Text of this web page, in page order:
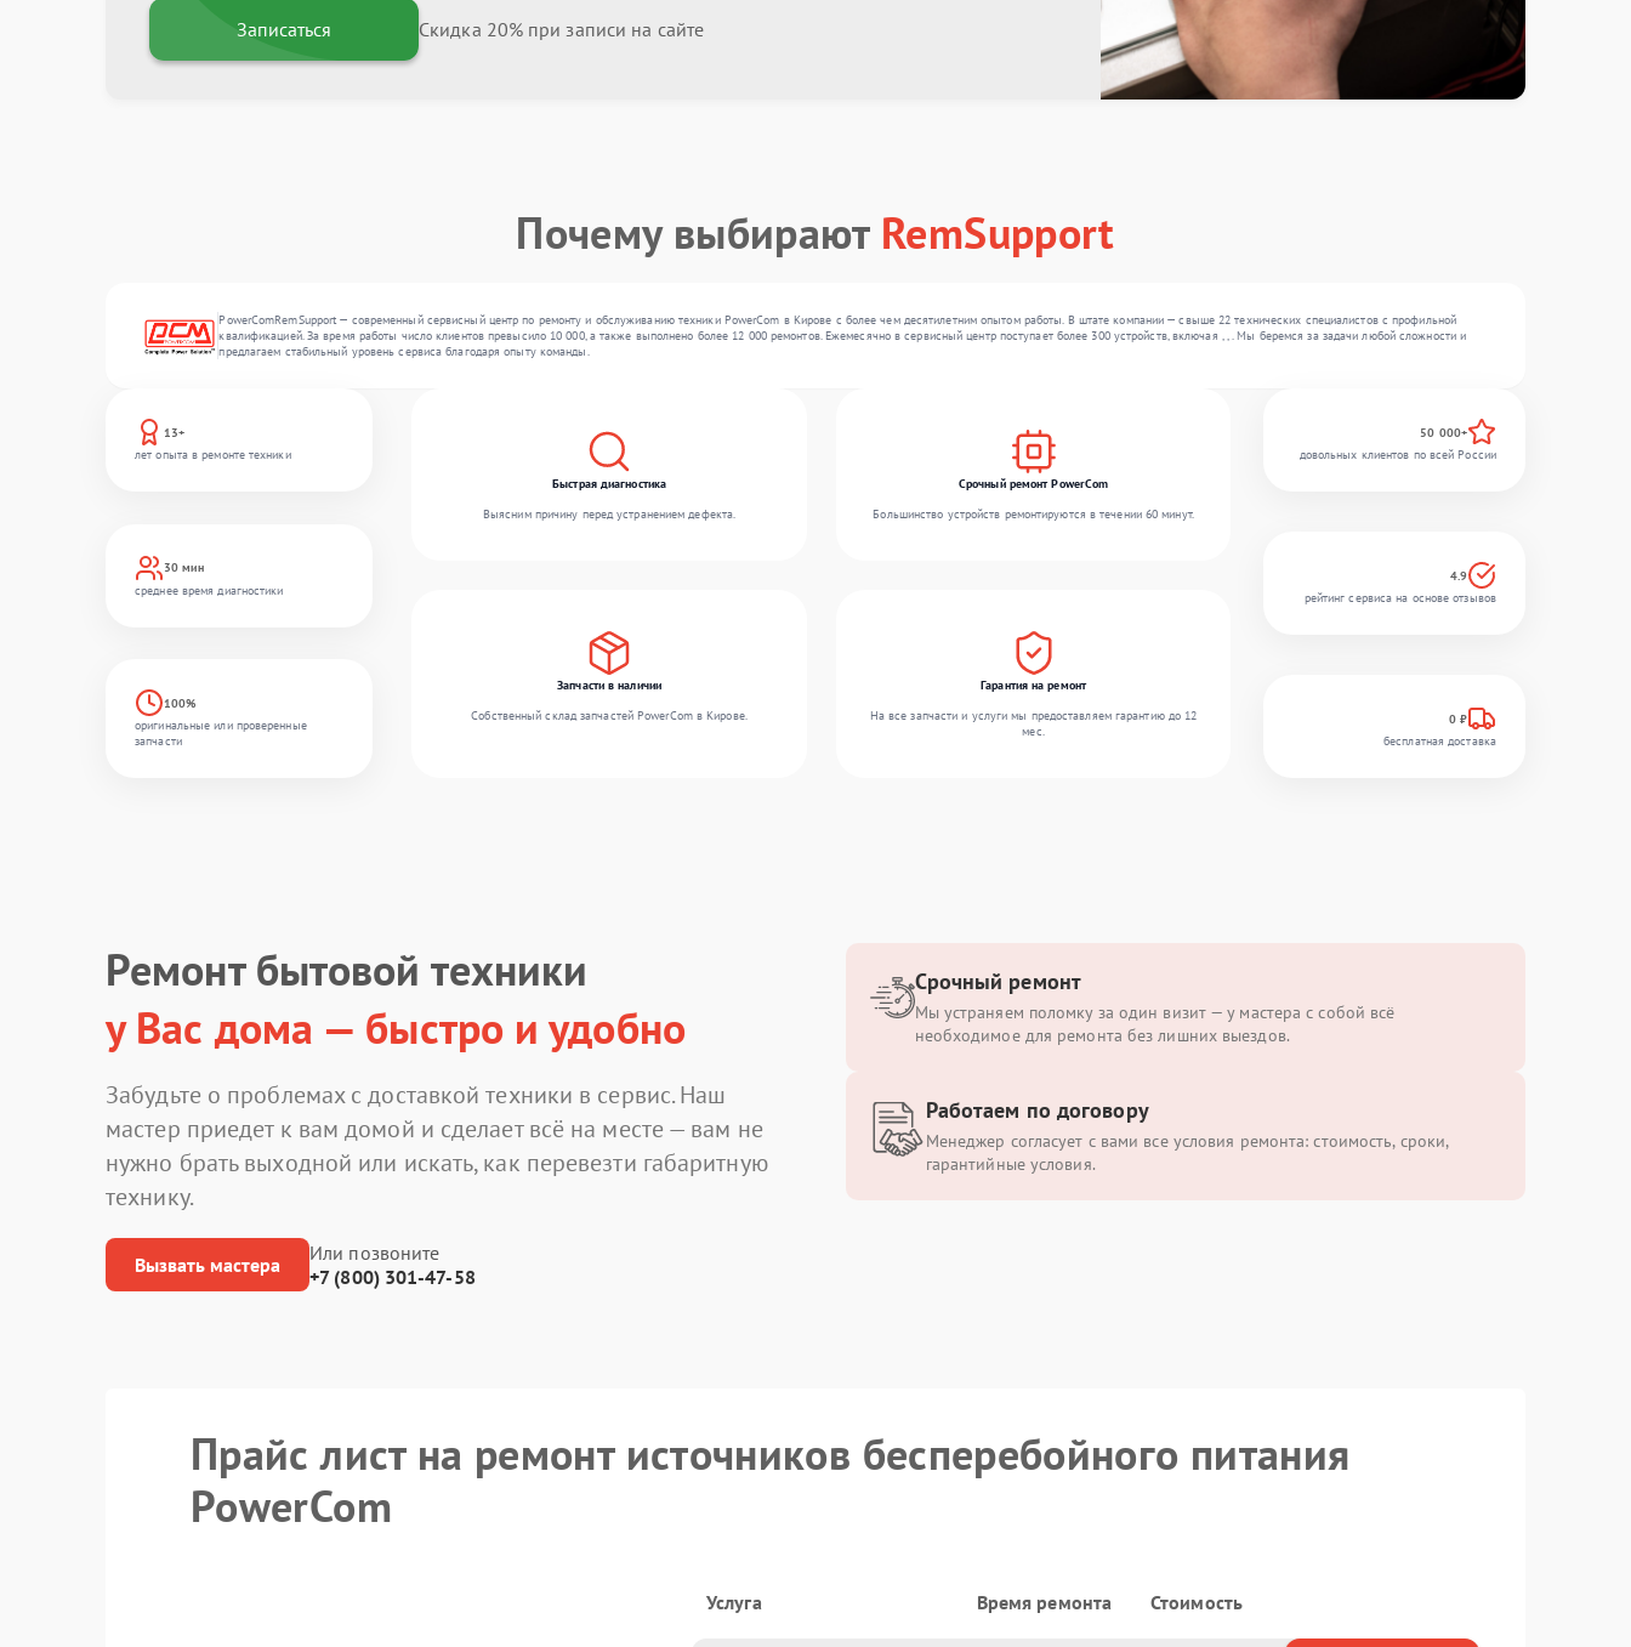
Записаться Скидка 20% при записи на сайте
Почему выбирают RemSupport
PowerComRemSupport — современный сервисный центр по ремонту и обслуживанию техники PowerCom в Кирове с более чем десятилетним опытом работы. В штате компании — свыше 22 технических специалистов с профильной
квалификацией. За время работы число клиентов превысило 10 000, а также выполнено более 12 000 ремонтов. Ежемесячно в сервисный центр поступает более 300 устройств, включая , , . Мы беремся за задачи любой сложности и
предлагаем стабильный уровень сервиса благодаря опыту команды.
13+
лет опыта в ремонте техники
30 мин
среднее время диагностики
100%
оригинальные или проверенные
запчасти
Быстрая диагностика
Выясним причину перед устранением дефекта.
Срочный ремонт PowerCom
Большинство устройств ремонтируются в течении 60 минут.
Запчасти в наличии
Собственный склад запчастей PowerCom в Кирове.
Гарантия на ремонт
На все запчасти и услуги мы предоставляем гарантию до 12
мес.
50 000+
довольных клиентов по всей России
4.9
рейтинг сервиса на основе отзывов
0 ₽
бесплатная доставка
Ремонт бытовой техники
у Вас дома — быстро и удобно
Забудьте о проблемах с доставкой техники в сервис. Наш
мастер приедет к вам домой и сделает всё на месте — вам не
нужно брать выходной или искать, как перевезти габаритную
технику.
Вызвать мастера
Или позвоните
+7 (800) 301-47-58
Срочный ремонт
Мы устраняем поломку за один визит — у мастера с собой всё
необходимое для ремонта без лишних выездов.
Работаем по договору
Менеджер согласует с вами все условия ремонта: стоимость, сроки,
гарантийные условия.
Прайс лист на ремонт источников бесперебойного питания
PowerCom
Услуга Время ремонта Стоимость